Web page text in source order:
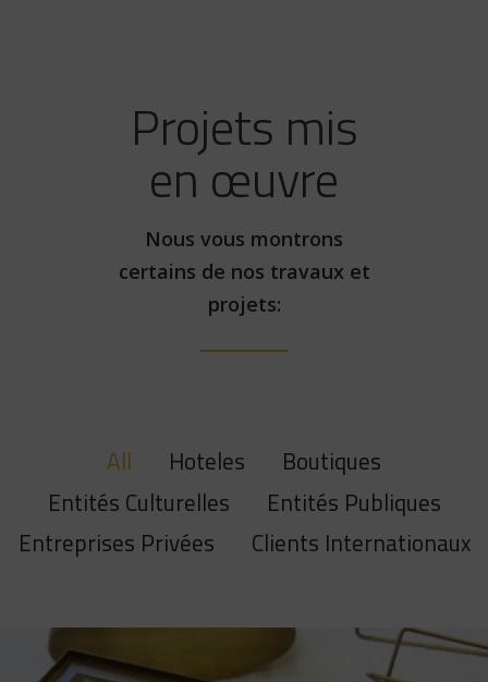
Projets mis
en œuvre
Nous vous montrons
certains de nos travaux et
projets:
All Hoteles
Boutiques
Entités Culturelles
Entités Publiques
Entreprises Privées
Clients Internationaux